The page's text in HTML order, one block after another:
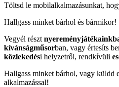
Töltsd le mobilalkalmazásunkat,
Hallgass minket bárhol és bármikor!
Vegyél részt
kívánságműsorban, vagy értesíts
közlekedési helyzetről, rendkívüli
Hallgass minket bárhol, vagy küldd
alkalmazással!